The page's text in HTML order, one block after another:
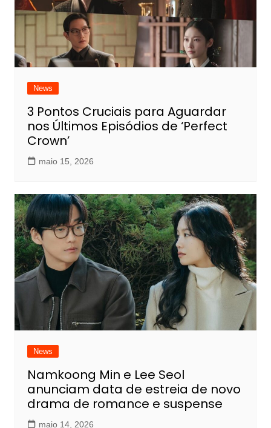
News
3 Pontos Cruciais para Aguardar
nos Últimos Episódios de ‘Perfect
Crown’
maio 15, 2026
News
Namkoong Min e Lee Seol
anunciam data de estreia de novo
drama de romance e suspense
maio 14, 2026